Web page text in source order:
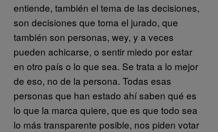
entiende, también el tema de las decisiones,
son decisiones que toma el jurado, que
también son personas, wey, y a veces
pueden achicarse, o sentir miedo por estar
en otro país o lo que sea. Se trata a lo mejor
de eso, no de la persona. Todas esas
personas que han estado ahí saben qué es
lo que la marca quiere, que es que todo sea
lo más transparente posible, nos piden votar